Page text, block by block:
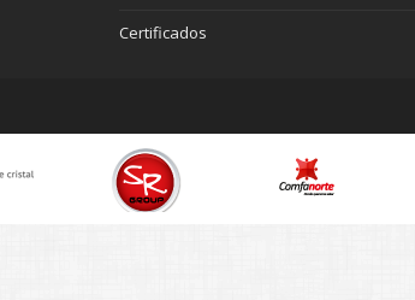
Certificados